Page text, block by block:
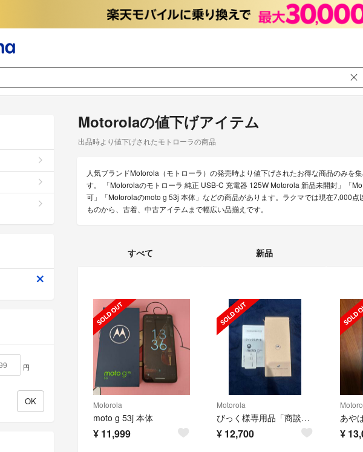
Motorolaの値下げアイテム
出品時より値下げされたモトローラの商品
人気ブランドMotorola（モトローラ）の発売時より値下げされたお得な商品のみを
す。 「Motorolaのモトローラ 純正 USB-C 充電器 125W Motorola 新品未開封」
可」「Motorolaのmoto g 53j 本体」などの商品があります。ラクマでは現在7,000
ものから、古着、中古アイテムまで幅広い品揃えです。
すべて 新品
Motorola
moto g 53j 本体
¥ 11,999
Motorola
びっく様専用品「商談中」
¥ 12,700 ¥
円